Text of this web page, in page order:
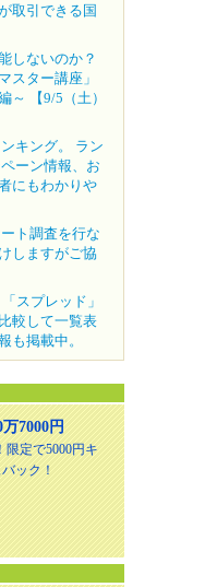
取引できる国
しないのか？
スター講座」
～ 【9/5（土）
キング。 ラン
ーン情報、お
にもわかりや
ト調査を行な
しますがご協
スプレッド」
較して一覧表
も掲載中。
7000円
限定で5000円キ
ック！